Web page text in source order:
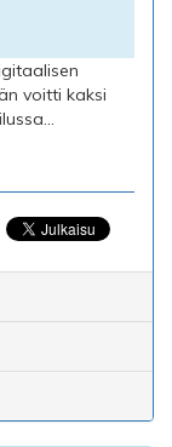
voitti kaksi